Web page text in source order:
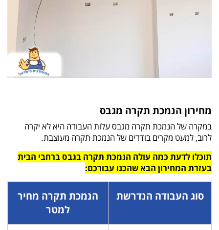
מחירון הנמכת תקרה מגבס
במקרה של הנמכת תקרה מגבס עלות העבודה היא לא יקרה
לרוב, למעט מקרים בודדים של הנמכת תקרה מעוצבת.
תוכלו לדעת כמה עולה הנמכת תקרה בגבס ברחבי הבית
בעזרת המחירון הבא שהכנו עבורכם:
סוג העבודה הנדרשת
הנמכת תקרה מחיר
למטר